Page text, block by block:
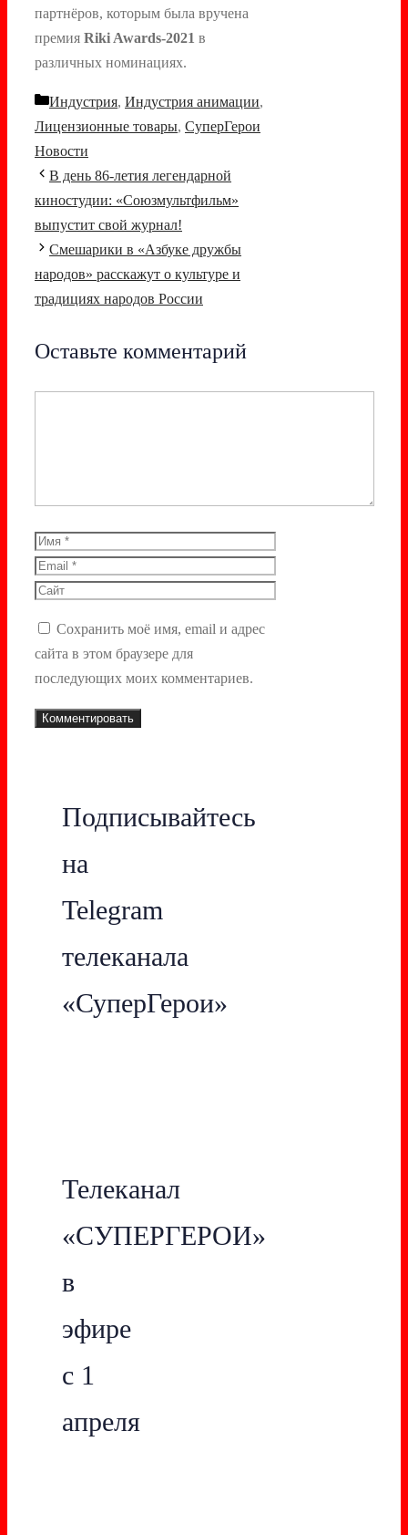
партнёров, которым была вручена
премия Riki Awards-2021 в
различных номинациях.
Рубрики
Индустрия, Индустрия анимации,
Лицензионные товары, СуперГерои
Новости
Навигация
записи
В день 86-летия легендарной
киностудии: «Союзмультфильм»
выпустит свой журнал!
Смешарики в «Азбуке дружбы
народов» расскажут о культуре и
традициях народов России
Оставьте комментарий
Имя
Email
Сайт
Сохранить моё имя, email и адрес
сайта в этом браузере для
последующих моих комментариев.
Подписывайтесь
на
Telegram
телеканала
«СуперГерои»
Телеканал
«СУПЕРГЕРОИ»
в
эфире
с 1
апреля